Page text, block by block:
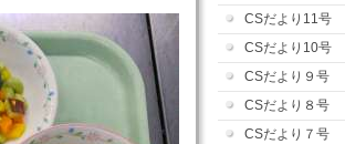
CSだより11号
CSだより10号
CSだより９号
CSだより８号
CSだより７号